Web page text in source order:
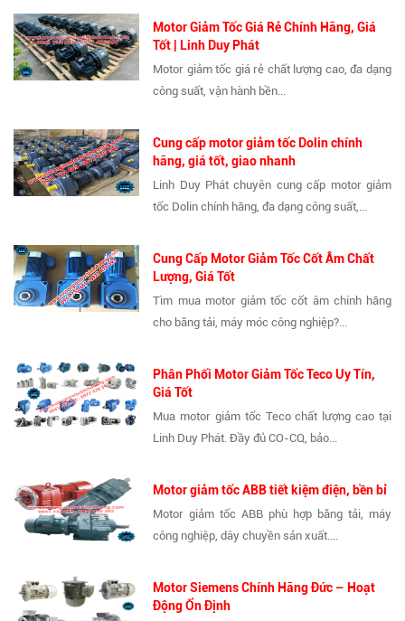
Motor Giảm Tốc Giá Rẻ Chính Hãng, Giá
Tốt | Linh Duy Phát
Motor giảm tốc giá rẻ chất lượng cao, đa dạng
công suất, vận hành bền...
Cung cấp motor giảm tốc Dolin chính
hãng, giá tốt, giao nhanh
Linh Duy Phát chuyên cung cấp motor giảm
tốc Dolin chính hãng, đa dạng công suất,...
Cung Cấp Motor Giảm Tốc Cốt Âm Chất
Lượng, Giá Tốt
Tìm mua motor giảm tốc cốt âm chính hãng
cho băng tải, máy móc công nghiệp?...
Phân Phối Motor Giảm Tốc Teco Uy Tín,
Giá Tốt
Mua motor giảm tốc Teco chất lượng cao tại
Linh Duy Phát. Đầy đủ CO-CQ, bảo...
Motor giảm tốc ABB tiết kiệm điện, bền bỉ
Motor giảm tốc ABB phù hợp băng tải, máy
công nghiệp, dây chuyền sản xuất....
Motor Siemens Chính Hãng Đức – Hoạt
Động Ổn Định